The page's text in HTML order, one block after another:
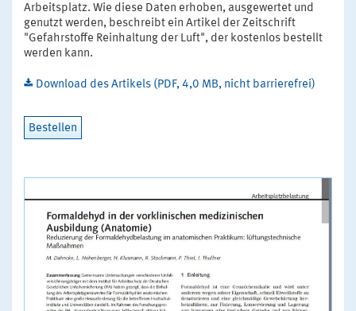
Arbeitsplatz. Wie diese Daten erhoben, ausgewertet und
genutzt werden, beschreibt ein Artikel der Zeitschrift
"Gefahrstoffe Reinhaltung der Luft", der kostenlos bestellt
werden kann.
Download des Artikels (PDF, 4,0 MB, nicht barrierefrei)
Bestellen